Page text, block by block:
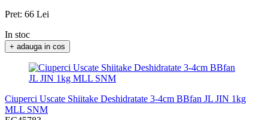
Pret: 66 Lei
In stoc
+ adauga in cos
Ciuperci Uscate Shiitake Deshidratate 3-4cm BBfan JL JIN 1kg
MLL SNM